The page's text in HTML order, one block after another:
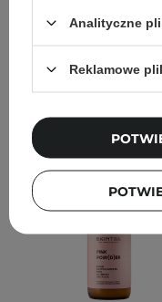
89,90
71,90 zł
Analityczne
Reklamowe